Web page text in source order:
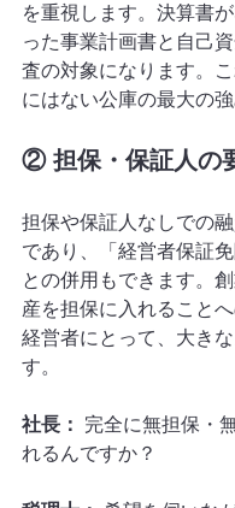
を重視します。決算書
った事業計画書と自己
査の対象になります。
にはない公庫の最大の強
② 担保・保証人の
担保や保証人なしでの
であり、「経営者保証免
との併用もできます。
産を担保に入れること
経営者にとって、大き
す。
社長： 完全に無担保・
れるんですか？